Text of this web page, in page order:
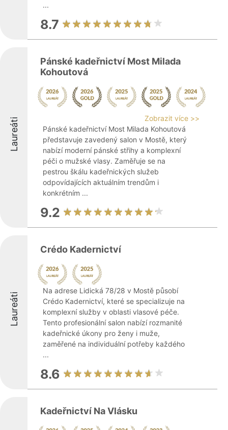
...
8.7
Laureáti
Pánské kadeřnictví Most Milada
Kohoutová
Zobrazit více >>
Pánské kadeřnictví Most Milada Kohoutová
představuje zavedený salon v Mostě, který
nabízí moderní pánské střihy a komplexní
péči o mužské vlasy. Zaměřuje se na
pestrou škálu kadeřnických služeb
odpovídajících aktuálním trendům i
konkrétním ...
9.2
Laureáti
Crédo Kadernictví
Na adrese Lidická 78/28 v Mostě působí
Crédo Kadernictví, které se specializuje na
komplexní služby v oblasti vlasové péče.
Tento profesionální salon nabízí rozmanité
kadeřnické úkony pro ženy i muže,
zaměřené na individuální potřeby každého
...
8.6
Kadeřnictví Na Vlásku